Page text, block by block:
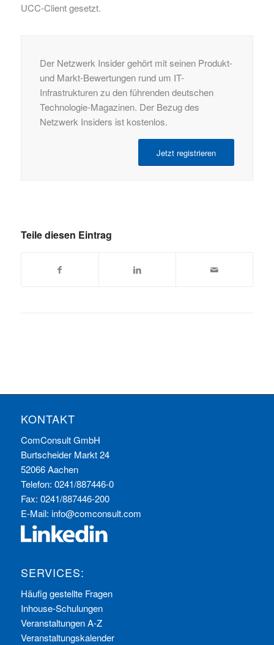
UCC-Client gesetzt.
Der Netzwerk Insider gehört mit seinen Produkt-
und Markt-Bewertungen rund um IT-
Infrastrukturen zu den führenden deutschen
Technologie-Magazinen. Der Bezug des
Netzwerk Insiders ist kostenlos.
Jetzt registrieren
Teile diesen Eintrag
KONTAKT
ComConsult GmbH
Burtscheider Markt 24
52066 Aachen
Telefon: 0241/887446-0
Fax: 0241/887446-200
E-Mail: info@comconsult.com
SERVICES:
Häufig gestellte Fragen
Inhouse-Schulungen
Veranstaltungen A-Z
Veranstaltungskalender